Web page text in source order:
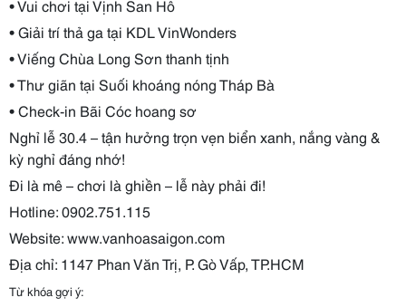
• Vui chơi tại Vịnh San Hô
• Giải trí thả ga tại KDL VinWonders
• Viếng Chùa Long Sơn thanh tịnh
• Thư giãn tại Suối khoáng nóng Tháp Bà
• Check-in Bãi Cóc hoang sơ
Nghỉ lễ 30.4 – tận hưởng trọn vẹn biển xanh, nắng vàng &
kỳ nghỉ đáng nhớ!
Đi là mê – chơi là ghiền – lễ này phải đi!
Hotline: 0902.751.115
Website: www.vanhoasaigon.com
Địa chỉ: 1147 Phan Văn Trị, P. Gò Vấp, TP.HCM
Từ khóa gợi ý: